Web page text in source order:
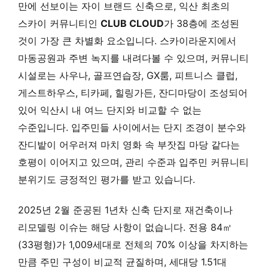
만에 선보이는 자이 브랜드 신축으로, 익산 최초의
스카이 커뮤니티인 CLUB CLOUD가 38층에 조성된
것이 가장 큰 차별화 요소입니다. 스카이라운지에서
마동공원과 주변 녹지를 내려다볼 수 있으며, 커뮤니티
시설로는 사우나, 골프연습장, GX룸, 피트니스 클럽,
게스트하우스, 티카페, 힐링가든, 잔디마당이 조성되어
있어 익산시 내 여느 단지와 비교할 수 없는
수준입니다. 입주민들 사이에서는 단지 조경이 분수와
잔디밭이 어우러져 마치 영화 속 부잣집 마당 같다는
호평이 이어지고 있으며, 관리 수준과 입주민 커뮤니티
분위기도 긍정적인 평가를 받고 있습니다.
2025년 2월 준공된 1년차 신축 단지로 재건축이나
리모델링 이슈는 해당 사항이 없습니다. 전용 84㎡
(33평형)가 1,009세대로 전체의 70% 이상을 차지하는
만큼 주민 구성이 비교적 균질하며, 세대당 1.51대